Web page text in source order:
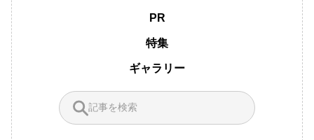
PR
特集
ギャラリー